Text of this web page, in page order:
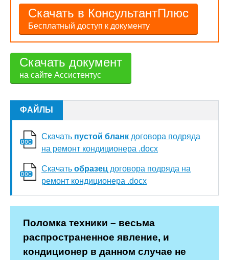
Скачать в КонсультантПлюс
Бесплатный доступ к документу
Скачать документ
на сайте Ассистентус
ФАЙЛЫ
Скачать пустой бланк договора подряда
на ремонт кондиционера .docx
Скачать образец договора подряда на
ремонт кондиционера .docx
Поломка техники – весьма
распространенное явление, и
кондиционер в данном случае не